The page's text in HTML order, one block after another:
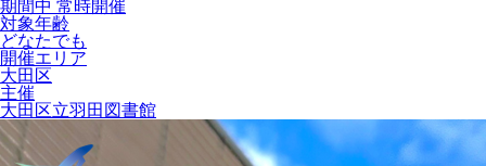
期間中 常時開催
対象年齢
どなたでも
開催エリア
大田区
主催
大田区立羽田図書館